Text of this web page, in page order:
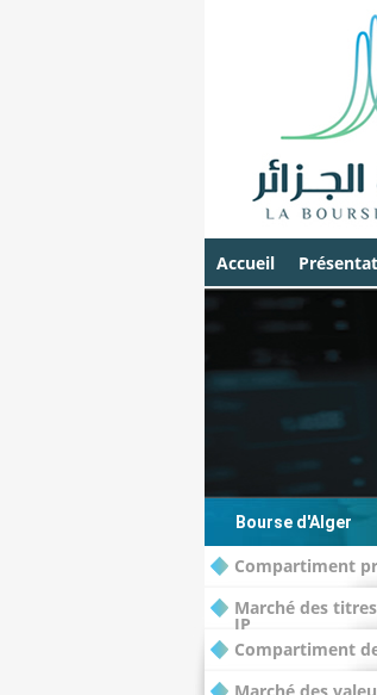
Accueil
Bourse d'Alger
Compartiment
Marché des
IP
Compartiment